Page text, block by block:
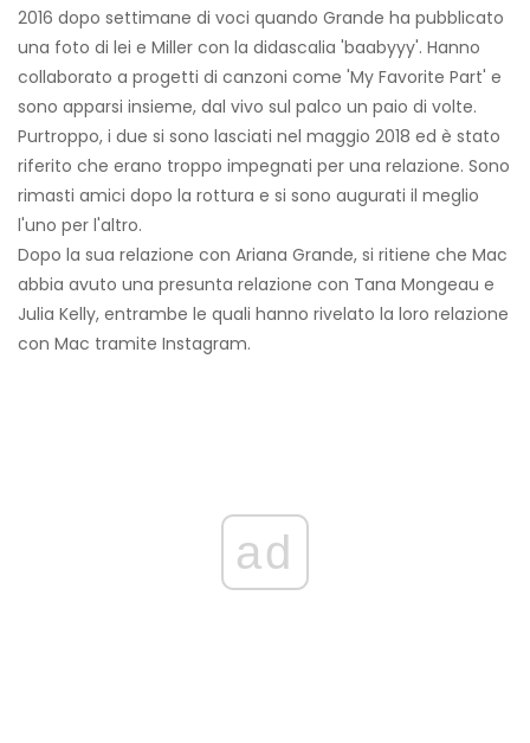
2016 dopo settimane di voci quando Grande ha pubblicato
una foto di lei e Miller con la didascalia 'baabyyy'. Hanno
collaborato a progetti di canzoni come 'My Favorite Part' e
sono apparsi insieme, dal vivo sul palco un paio di volte.
Purtroppo, i due si sono lasciati nel maggio 2018 ed è stato
riferito che erano troppo impegnati per una relazione. Sono
rimasti amici dopo la rottura e si sono augurati il ​​meglio
l'uno per l'altro.
Dopo la sua relazione con Ariana Grande, si ritiene che Mac
abbia avuto una presunta relazione con Tana Mongeau e
Julia Kelly, entrambe le quali hanno rivelato la loro relazione
con Mac tramite Instagram.
ad